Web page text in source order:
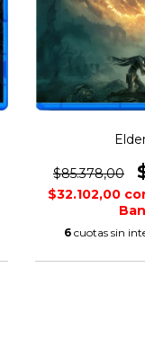
$85.378,00
$32.102,00
6 cuotas sin